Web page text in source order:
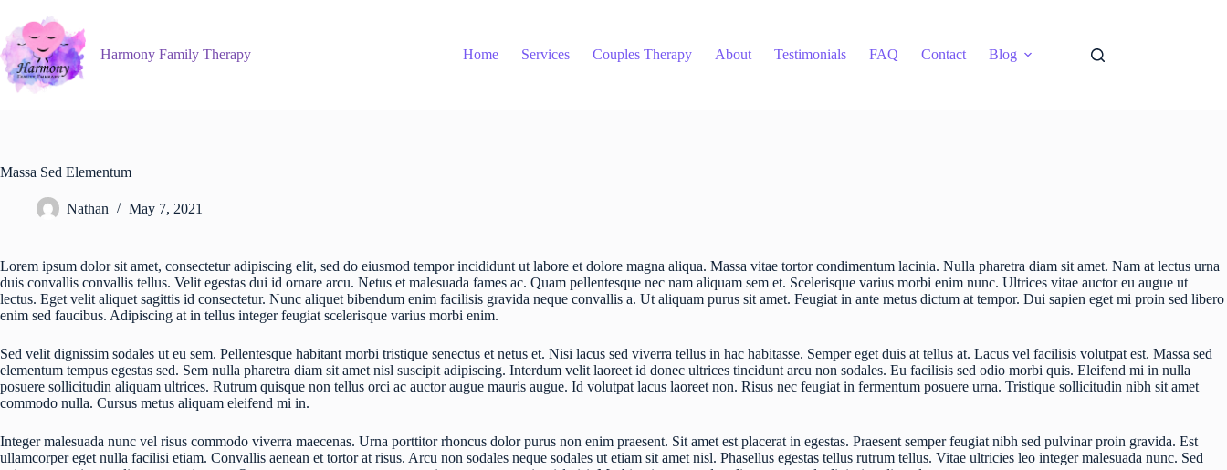
content
Harmony Family Therapy
Home Services Couples Therapy About Testimonials FAQ Contact Blog
Massa Sed Elementum
Nathan May 7, 2021
Lorem ipsum dolor sit amet, consectetur adipiscing elit, sed do eiusmod tempor incididunt ut labore et dolore magna aliqua. Massa vitae tortor condimentum lacinia. Nulla pharetra diam sit amet. Nam at lectus urna
duis convallis convallis tellus. Velit egestas dui id ornare arcu. Netus et malesuada fames ac. Quam pellentesque nec nam aliquam sem et. Scelerisque varius morbi enim nunc. Ultrices vitae auctor eu augue ut
lectus. Eget velit aliquet sagittis id consectetur. Nunc aliquet bibendum enim facilisis gravida neque convallis a. Ut aliquam purus sit amet. Feugiat in ante metus dictum at tempor. Dui sapien eget mi proin sed libero
enim sed faucibus. Adipiscing at in tellus integer feugiat scelerisque varius morbi enim.
Sed velit dignissim sodales ut eu sem. Pellentesque habitant morbi tristique senectus et netus et. Nisi lacus sed viverra tellus in hac habitasse. Semper eget duis at tellus at. Lacus vel facilisis volutpat est. Massa sed
elementum tempus egestas sed. Sem nulla pharetra diam sit amet nisl suscipit adipiscing. Interdum velit laoreet id donec ultrices tincidunt arcu non sodales. Eu facilisis sed odio morbi quis. Eleifend mi in nulla
posuere sollicitudin aliquam ultrices. Rutrum quisque non tellus orci ac auctor augue mauris augue. Id volutpat lacus laoreet non. Risus nec feugiat in fermentum posuere urna. Tristique sollicitudin nibh sit amet
commodo nulla. Cursus metus aliquam eleifend mi in.
Integer malesuada nunc vel risus commodo viverra maecenas. Urna porttitor rhoncus dolor purus non enim praesent. Sit amet est placerat in egestas. Praesent semper feugiat nibh sed pulvinar proin gravida. Est
ullamcorper eget nulla facilisi etiam. Convallis aenean et tortor at risus. Arcu non sodales neque sodales ut etiam sit amet nisl. Phasellus egestas tellus rutrum tellus. Vitae ultricies leo integer malesuada nunc. Sed